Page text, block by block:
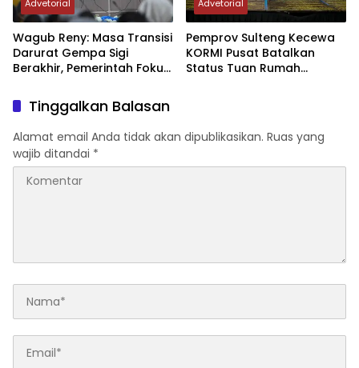
Advetorial
Wagub Reny: Masa Transisi
Darurat Gempa Sigi
Berakhir, Pemerintah Fokus
Advetorial
Pemprov Sulteng Kecewa
KORMI Pusat Batalkan
Status Tuan Rumah
Tinggalkan Balasan
Alamat email Anda tidak akan dipublikasikan. Ruas yang
wajib ditandai *